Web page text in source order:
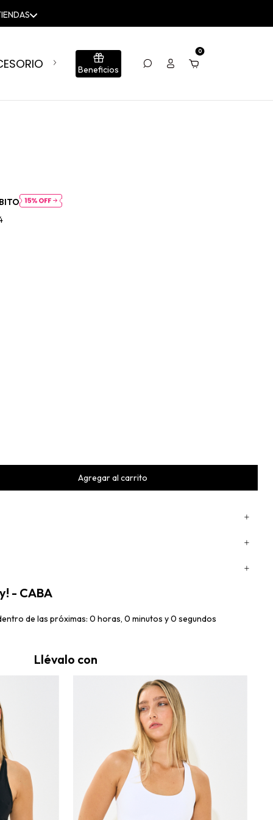
BLOG CONJUNTOS SUMÁ TU LOCAL
Beneficios
0
- CABA
de las próximas: 0 horas, 0 minutos y 0 segundos
Llévalo con